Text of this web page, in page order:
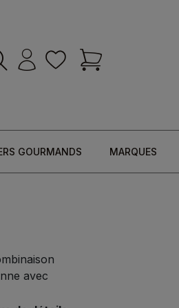
GOURMANDS MARQUES
avec